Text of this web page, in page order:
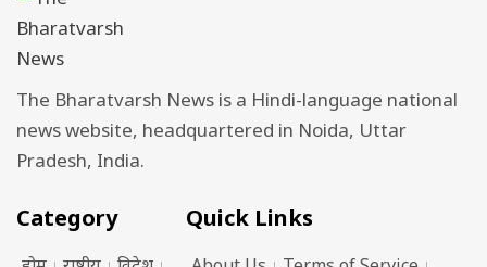
The Bharatvarsh News is a Hindi-language national
news website, headquartered in Noida, Uttar
Pradesh, India.
Category Quick Links